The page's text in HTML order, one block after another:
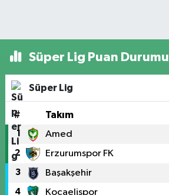
Süper Lig Puan Durumu
Süper Lig
# Takım
1 Amed
2 Erzurumspor FK
3 Başakşehir
4 Kocaelispor